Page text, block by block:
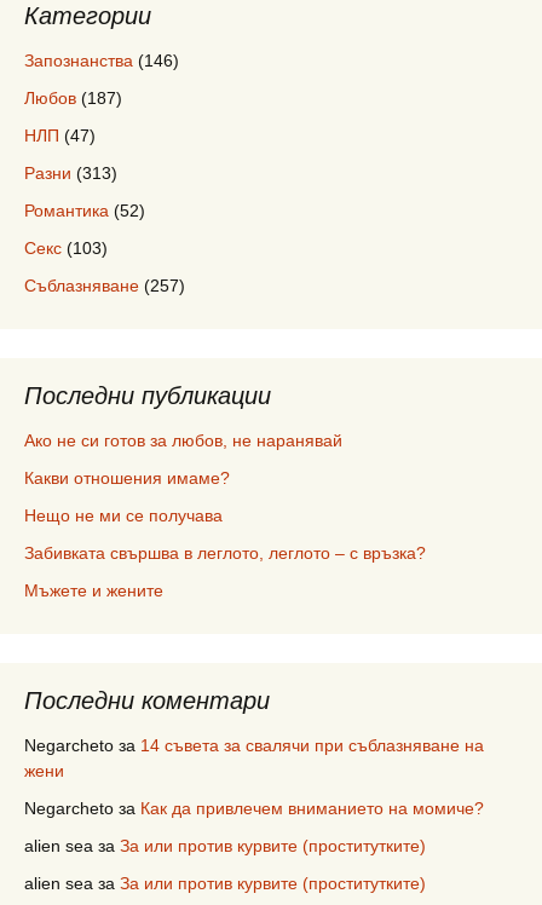
Категории
Запознанства (146)
Любов (187)
НЛП (47)
Разни (313)
Романтика (52)
Секс (103)
Съблазняване (257)
Последни публикации
Ако не си готов за любов, не наранявай
Какви отношения имаме?
Нещо не ми се получава
Забивката свършва в леглото, леглото – с връзка?
Мъжете и жените
Последни коментари
Negarcheto за 14 съвета за свалячи при съблазняване на
жени
Negarcheto за Как да привлечем вниманието на момиче?
alien sea за За или против курвите (проститутките)
alien sea за За или против курвите (проститутките)